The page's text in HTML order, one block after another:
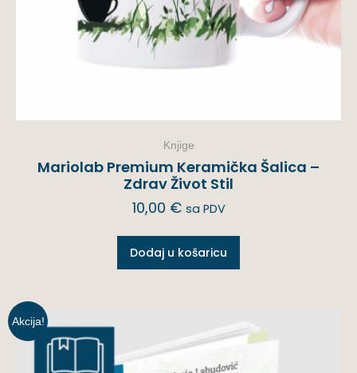
Knjige
Mariolab Premium Keramička Šalica –
Zdrav Život Stil
10,00 € sa PDV
Dodaj u košaricu
Akcija!